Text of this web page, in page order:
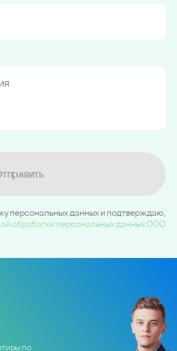
персональных данных и подтверждаю,
обработки персональных данных ООО
по